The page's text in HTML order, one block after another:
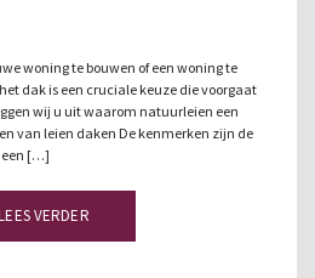
woning te bouwen of een woning te
dak is een cruciale keuze die voorgaat
wij u uit waarom natuurleien een
van leien daken De kenmerken zijn de
een […]
VERDER